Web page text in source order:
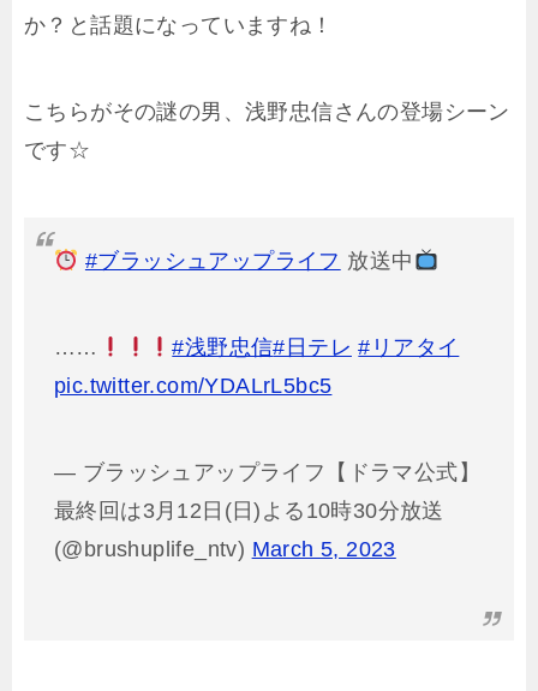
か？と話題になっていますね！
こちらがその謎の男、浅野忠信さんの登場シーン
です☆
#ブラッシュアップライフ 放送中
…… #浅野忠信#日テレ #リアタイ
pic.twitter.com/YDALrL5bc5
— ブラッシュアップライフ【ドラマ公式】
最終回は3月12日(日)よる10時30分放送
(@brushuplife_ntv) March 5, 2023